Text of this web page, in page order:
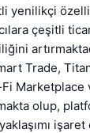
yenilikçi
çeşitli
Trade,
Marketplace
olup,